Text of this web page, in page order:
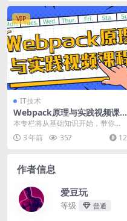
VIP
IT技术
Webpack原理与实践视频课
程
本专栏将从基础知识开始，带你建
立对Webpack的整体认知，让你掌
握自定义和扩展...
3 年前 357 12
作者信息
爱豆玩
等级 普通